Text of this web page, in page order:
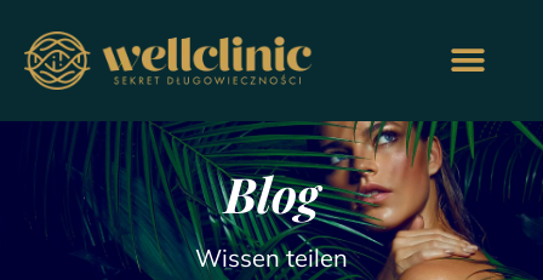
Blog
Wissen teilen